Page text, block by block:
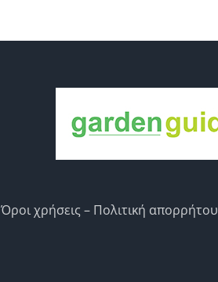
Όροι χρήσεις – Πολιτική απορρήτου